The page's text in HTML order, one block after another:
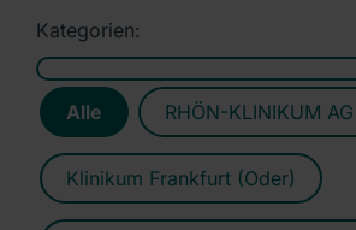
Kategorien:
Alle RHÖN-KLINIKUM AG
Klinikum Frankfurt (Oder)